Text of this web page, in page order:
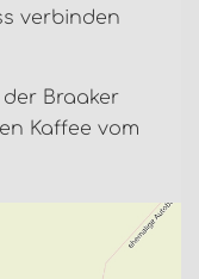
verbinden
Braaker
Kaffee vom